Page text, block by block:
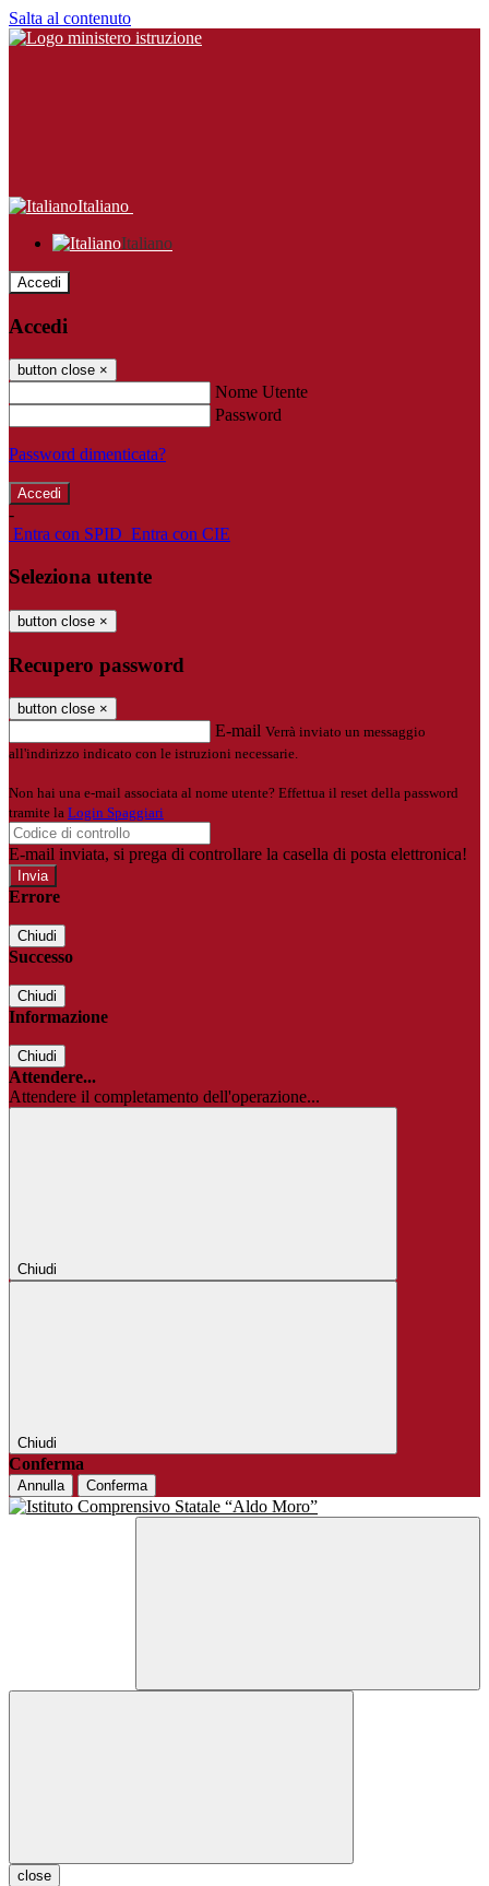
Salta al contenuto
Italiano
Italiano
Accedi
Accedi
button close ×
Nome Utente
Password
Password dimenticata?
-
Entra con SPID Entra con CIE
Seleziona utente
button close ×
Recupero password
button close ×
E-mail Verrà inviato un messaggio
all'indirizzo indicato con le istruzioni necessarie.
Non hai una e-mail associata al nome utente? Effettua il reset della password
tramite la Login Spaggiari
E-mail inviata, si prega di controllare la casella di posta elettronica!
Errore
Chiudi
Successo
Chiudi
Informazione
Chiudi
Attendere...
Attendere il completamento dell'operazione...
Chiudi
Chiudi
Conferma
Annulla Conferma
close